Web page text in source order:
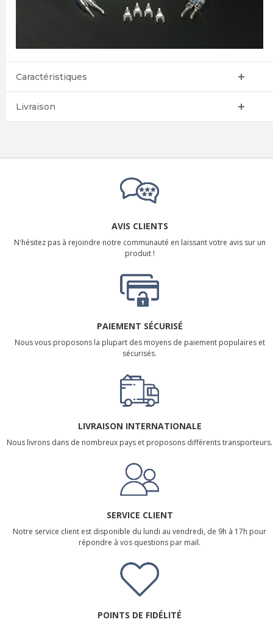
Caractéristiques
Livraison
AVIS CLIENTS
N'hésitez pas à rejoindre notre communauté en laissant votre avis sur un
produit !
PAIEMENT SÉCURISÉ
Nous vous proposons la plupart des moyens de paiement populaires et
sécurisés.
LIVRAISON INTERNATIONALE
Nous livrons dans de nombreux pays et proposons différents transporteurs.
SERVICE CLIENT
Notre service client est disponible du lundi au vendredi, de 9h à 17h pour
répondre à vos questions par mail.
POINTS DE FIDÉLITÉ